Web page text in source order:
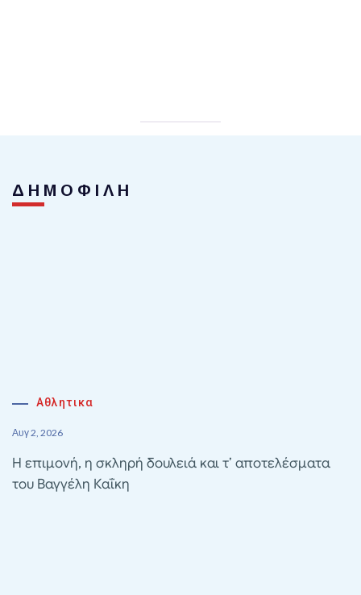
ΔΗΜΟΦΙΛΗ
Αθλητικα
Αυγ 2, 2026
Η επιμονή, η σκληρή δουλειά και τ’ αποτελέσματα
του Βαγγέλη Καΐκη